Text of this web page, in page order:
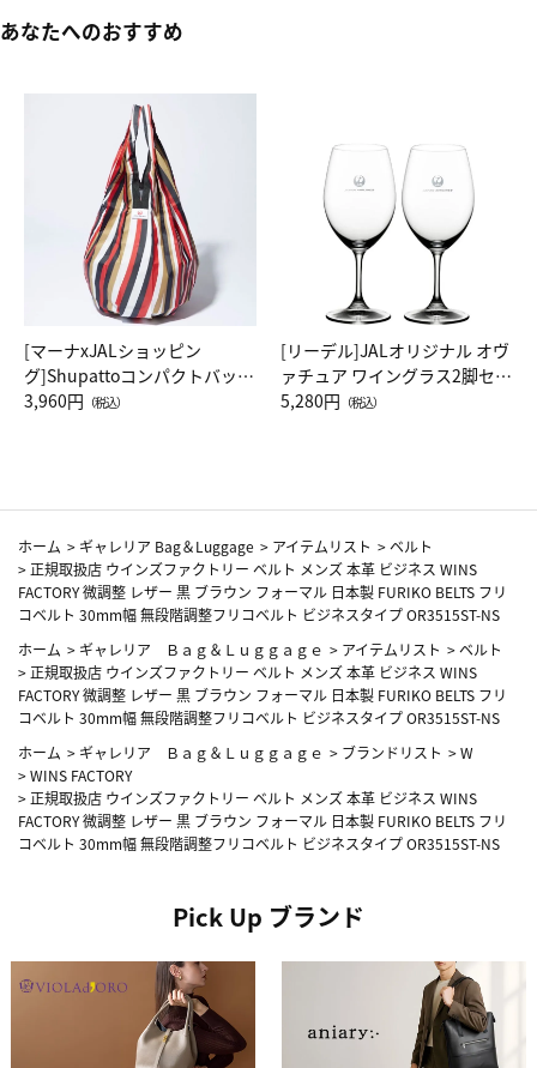
あなたへのおすすめ
[マーナxJALショッピン
グ]Shupattoコンパクトバッグ
Drop JAL客室乗務員（LC）ス
3,960円 （税込）
[リーデル]JALオリジナル オヴ
ァチュア ワイングラス2脚セッ
ト（レッドワイン）
5,280円 （税込）
ホーム > ギャレリア Bag＆Luggage > アイテムリスト >ベルト
> 正規取扱店 ウインズファクトリー ベルト メンズ 本革 ビジネス WINS
FACTORY 微調整 レザー 黒 ブラウン フォーマル 日本製 FURIKO BELTS フリ
コベルト 30mm幅 無段階調整フリコベルト ビジネスタイプ OR3515ST-NS
ホーム > ギャレリア Ｂａｇ＆Ｌｕｇｇａｇｅ > アイテムリスト >ベルト
> 正規取扱店 ウインズファクトリー ベルト メンズ 本革 ビジネス WINS
FACTORY 微調整 レザー 黒 ブラウン フォーマル 日本製 FURIKO BELTS フリ
コベルト 30mm幅 無段階調整フリコベルト ビジネスタイプ OR3515ST-NS
ホーム > ギャレリア Ｂａｇ＆Ｌｕｇｇａｇｅ > ブランドリスト >W
>WINS FACTORY
> 正規取扱店 ウインズファクトリー ベルト メンズ 本革 ビジネス WINS
FACTORY 微調整 レザー 黒 ブラウン フォーマル 日本製 FURIKO BELTS フリ
コベルト 30mm幅 無段階調整フリコベルト ビジネスタイプ OR3515ST-NS
Pick Up ブランド